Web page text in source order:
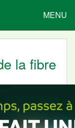
MENU
la fibre